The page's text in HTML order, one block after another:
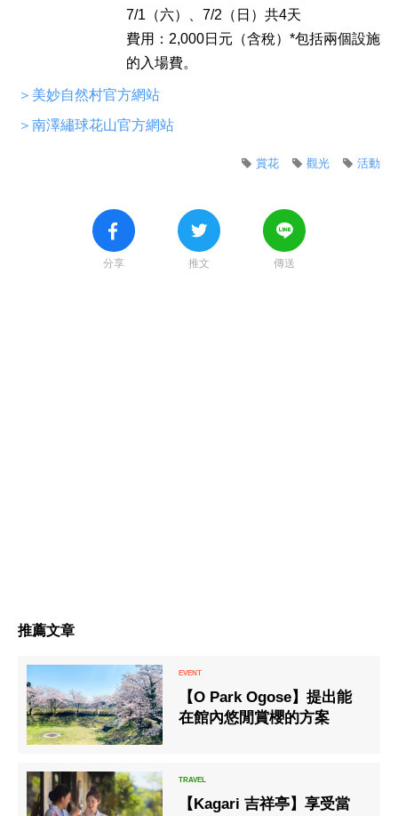
7/1（六）、7/2（日）共4天
費用：2,000日元（含稅）*包括兩個設施
的入場費。
＞美妙自然村官方網站
＞南澤繡球花山官方網站
活動
觀光
賞花
分享 推文 傳送
推薦文章
【O Park Ogose】提出能
在館內悠閒賞櫻的方案
【Kagari 吉祥亭】享受當